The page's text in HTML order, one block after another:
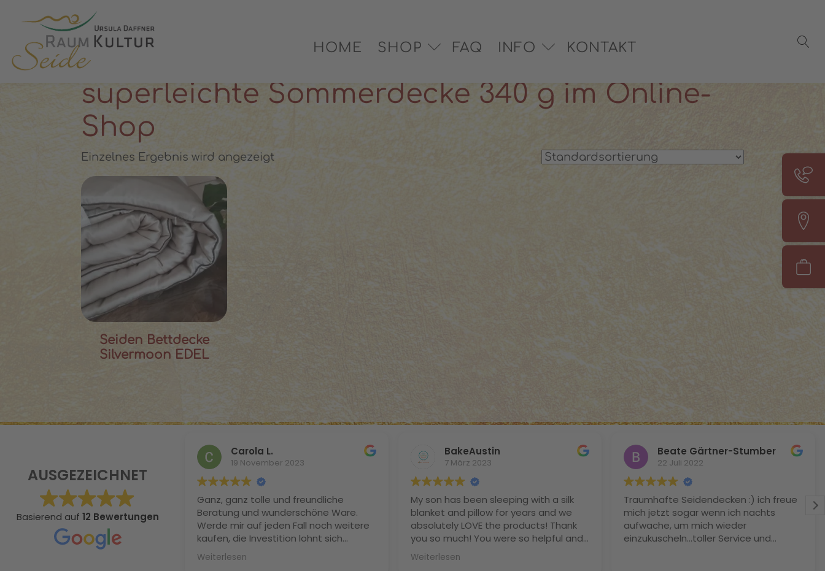
HOME SHOP FAQ INFO KONTAKT
✓ 100 % Maulbeerseide
STARTSEITE
superleichte Sommerdecke 340 g im Online-
Shop
Einzelnes Ergebnis wird angezeigt
Seiden Bettdecke
Silvermoon EDEL
AUSGEZEICHNET
Basierend auf 12 Bewertungen
Carola L.
19 November 2023
Ganz, ganz tolle und freundliche
Beratung und wunderschöne Ware.
Werde mir auf jeden Fall noch weitere
kaufen, die Investition lohnt sich
definitiv. Ich habe noch nie so gut
geschlafen, schwitze nicht mehr und
Weiterlesen
BakeAustin
7 März 2023
My son has been sleeping with a silk
blanket and pillow for years and we
absolutely LOVE the products! Thank
you so much! You were so helpful and
your advice invaluable and I can't wait
to get some for myself. Greetings
Weiterlesen
Beate Gärtner-Stumber
22 Juli 2022
Traumhafte Seidendecken :) ich freue
mich jetzt sogar wenn ich nachts
aufwache, um mich wieder
einzukuscheln…toller Service und